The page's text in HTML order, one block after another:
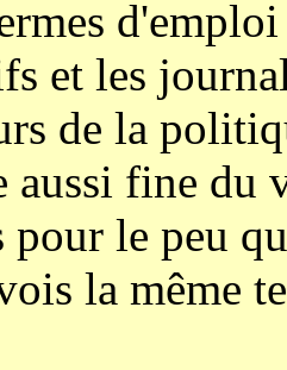
et les
de la
aussi fine du
pour le peu
la même